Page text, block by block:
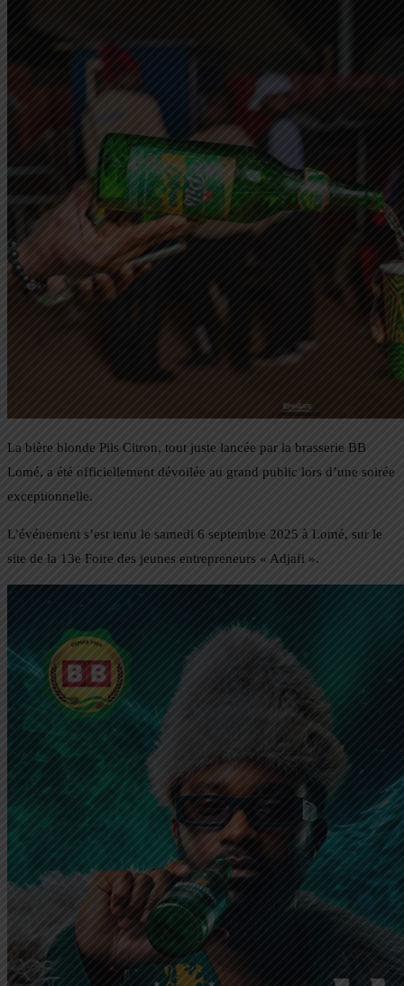
La bière blonde Pils Citron, tout juste lancée par la brasserie BB
Lomé, a été officiellement dévoilée au grand public lors d’une soirée
exceptionnelle.
L’événement s’est tenu le samedi 6 septembre 2025 à Lomé, sur le
site de la 13e Foire des jeunes entrepreneurs « Adjafi ».